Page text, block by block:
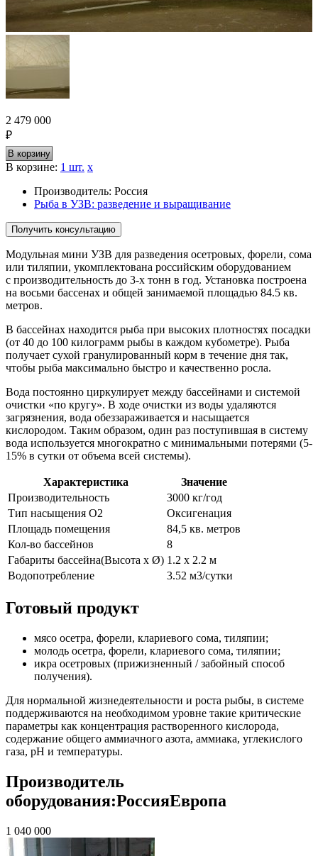
2 479 000
₽
В корзине: 1 шт. х
Производитель: Россия
Рыба в УЗВ: разведение и выращивание
Модульная мини УЗВ для разведения осетровых, форели, сома
или тиляпии, укомплектована российским оборудованием
с производительность до 3-х тонн в год. Установка построена
на восьми бассенах и общей занимаемой площадью 84.5 кв.
метров.
В бассейнах находится рыба при высоких плотностях посадки
(от 40 до 100 килограмм рыбы в каждом кубометре). Рыба
получает сухой гранулированный корм в течение дня так,
чтобы рыба максимально быстро и качественно росла.
Вода постоянно циркулирует между бассейнами и системой
очистки «по кругу». В ходе очистки из воды удаляются
загрязнения, вода обеззараживается и насыщается
кислородом. Таким образом, один раз поступившая в систему
вода используется многократно с минимальными потерями (5-
15% в сутки от объема всей системы).
Характеристика
Значение
Производительность
3000 кг/год
Тип насыщения О2
Оксигенация
Площадь помещения
84,5 кв. метров
Кол-во бассейнов
8
Габариты бассейна(Высота х Ø) 1.2 x 2.2 м
Водопотребление
3.52 м3/сутки
Готовый продукт
мясо осетра, форели, клариевого сома, тиляпии;
молодь осетра, форели, клариевого сома, тиляпии;
икра осетровых (прижизненный / забойный способ
получения).
Для нормальной жизнедеятельности и роста рыбы, в системе
поддерживаются на необходимом уровне такие критические
параметры как концентрация растворенного кислорода,
содержание общего аммиачного азота, аммиака, углекислого
газа, pH и температуры.
Производитель
оборудования:РоссияЕвропа
1 040 000